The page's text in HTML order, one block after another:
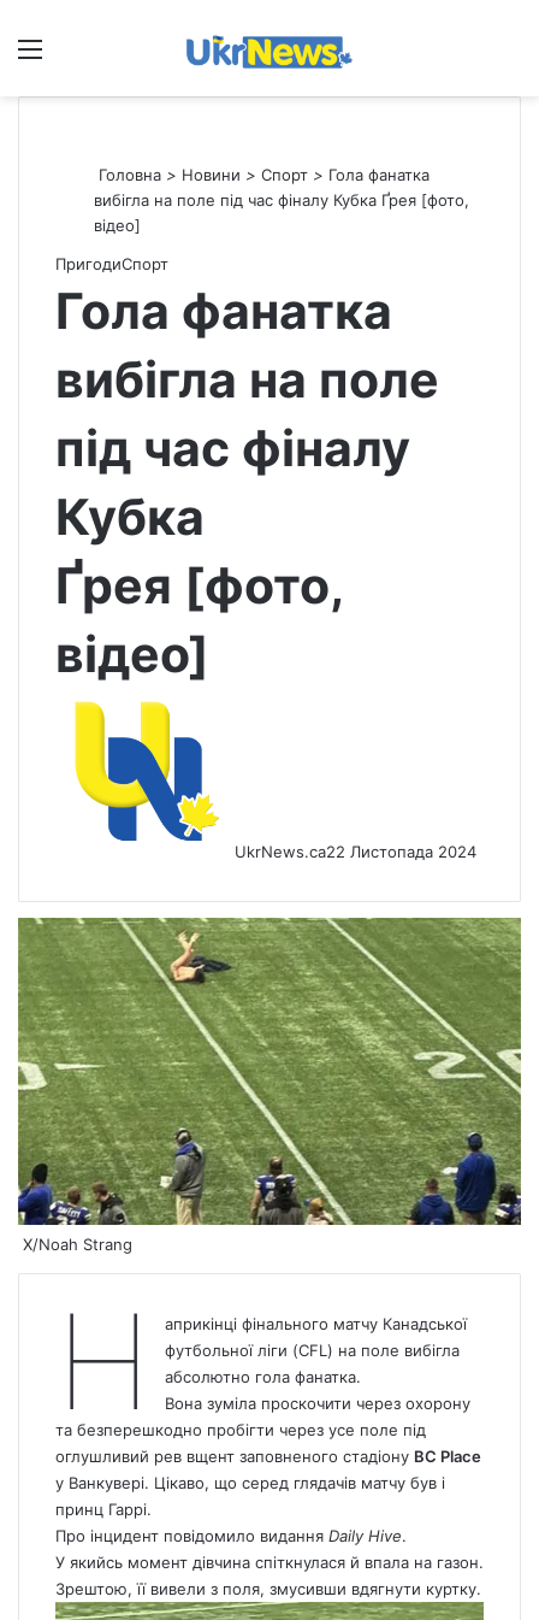
Меню
Головна > Новини > Спорт > Гола фанатка
вибігла на поле під час фіналу Кубка Ґрея [фото,
відео]
ПригодиСпорт
Гола фанатка
вибігла на поле
під час фіналу
Кубка
Ґрея [фото,
відео]
UkrNews.ca22 Листопада 2024
X/Noah Strang
Н
априкінці фінального матчу Канадської
футбольної ліги (CFL) на поле вибігла
абсолютно гола фанатка.
Вона зуміла проскочити через охорону
та безперешкодно пробігти через усе поле під
оглушливий рев вщент заповненого стадіону BC Place
у Ванкувері. Цікаво, що серед глядачів матчу був і
принц Гаррі.
Про інцидент повідомило видання Daily Hive.
У якийсь момент дівчина спіткнулася й впала на газон.
Зрештою, її вивели з поля, змусивши вдягнути куртку.